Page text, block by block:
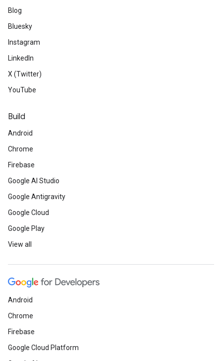
Blog
Bluesky
Instagram
LinkedIn
X (Twitter)
YouTube
Build
Android
Chrome
Firebase
Google AI Studio
Google Antigravity
Google Cloud
Google Play
View all
Android
Chrome
Firebase
Google Cloud Platform